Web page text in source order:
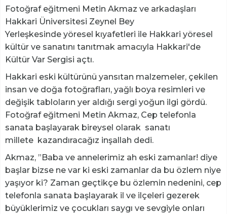
Fotoğraf eğitmeni Metin Akmaz ve arkadaşları
Hakkari Üniversitesi Zeynel Bey
Yerleşkesinde yöresel kıyafetleri ile Hakkari yöresel
kültür ve sanatını tanıtmak amacıyla Hakkari'de
Kültür Var Sergisi açtı.
Hakkari eski kültürünü yansıtan malzemeler, çekilen
insan ve doğa fotoğrafları, yağlı boya resimleri ve
değişik tabloların yer aldığı sergi yoğun ilgi gördü.
Fotoğraf eğitmeni Metin Akmaz, Cep telefonla
sanata başlayarak bireysel olarak sanatı
millete kazandıracağız inşallah dedi.
Akmaz, ”Baba ve annelerimiz ah eski zamanlar! diye
başlar bizse ne var ki eski zamanlar da bu özlem niye
yaşıyor ki? Zaman geçtikçe bu özlemin nedenini, cep
telefonla sanata başlayarak il ve ilçeleri gezerek
büyüklerimiz ve çocukları saygı ve sevgiyle onları